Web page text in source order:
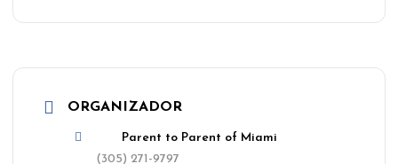
ORGANIZADOR
Parent to Parent of Miami
(305) 271-9797